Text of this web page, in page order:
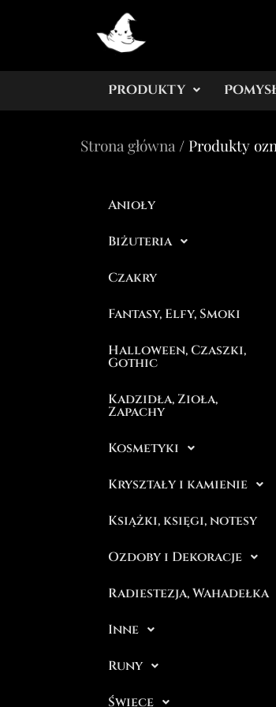
Produkty
Strona główna / Produkty
Anioły
Biżuteria
Czakry
Fantasy, Elfy, Smoki
Halloween, Czaszki,
Gothic
Kadzidła, Zioła,
Zapachy
Kosmetyki
Kryształy i kamienie
Książki, księgi, notesy
Ozdoby i Dekoracje
Radiestezja, Wahadełka
Inne
Runy
Świece